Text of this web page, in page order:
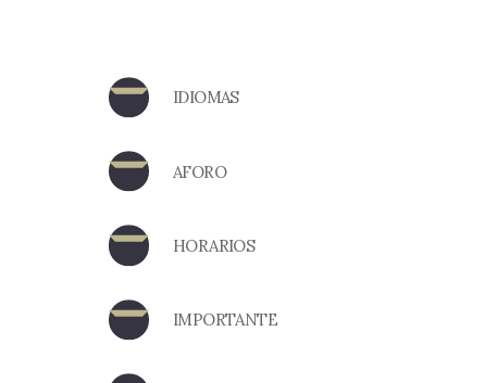
IDIOMAS
AFORO
HORARIOS
IMPORTANTE